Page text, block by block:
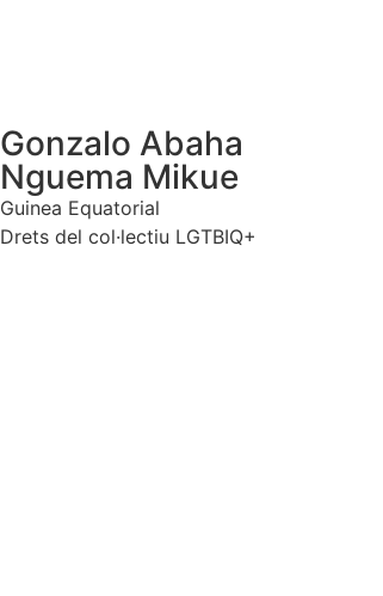
Gonzalo Abaha
Nguema Mikue
Guinea Equatorial
Drets del col·lectiu LGTBIQ+